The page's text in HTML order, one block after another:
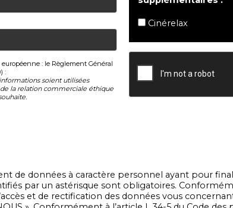
: le Règlement Général
:
soient utilisées
la relation commerciale éthique
Cinérelax
de données à caractère personnel ayant pour
par un astérisque sont obligatoires.
et de rectification des données vous